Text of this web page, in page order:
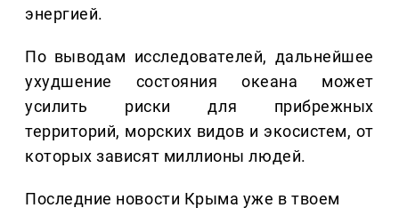
энергией.
По выводам исследователей, дальнейшее
ухудшение состояния океана может
усилить риски для прибрежных
территорий, морских видов и экосистем, от
которых зависят миллионы людей.
Последние новости Крыма уже в твоем